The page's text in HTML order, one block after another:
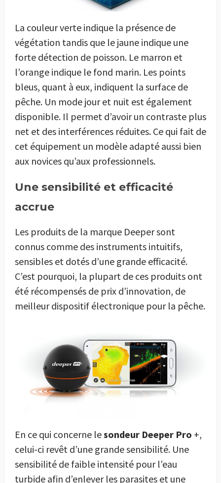
La couleur verte indique la présence de
végétation tandis que le jaune indique une
forte détection de poisson. Le marron et
l’orange indique le fond marin. Les points
bleus, quant à eux, indiquent la surface de
pêche. Un mode jour et nuit est également
disponible. Il permet d’avoir un contraste plus
net et des interférences réduites. Ce qui fait de
cet équipement un modèle adapté aussi bien
aux novices qu’aux professionnels.
Une sensibilité et efficacité
accrue
Les produits de la marque Deeper sont
connus comme des instruments intuitifs,
sensibles et dotés d’une grande efficacité.
C’est pourquoi, la plupart de ces produits ont
été récompensés de prix d’innovation, de
meilleur dispositif électronique pour la pêche.
En ce qui concerne lesondeur Deeper Pro +,
celui-ci revêt d’une grande sensibilité. Une
sensibilité de faible intensité pour l’eau
turbide afin d’enlever les parasites et une